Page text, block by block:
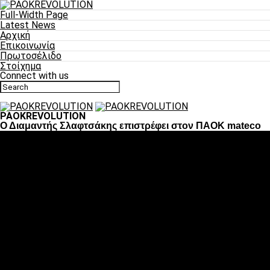
Full-Width Page
Latest News
Αρχική
Επικοινωνία
Πρωτοσέλιδο
Στοίχημα
Connect with us
PAOKREVOLUTION
Ο Διαμαντής Σλαφτσάκης επιστρέφει στον ΠΑΟΚ mateco